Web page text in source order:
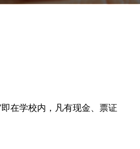
在学校内，凡有现金、票证